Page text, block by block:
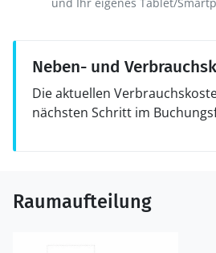
Neben- und
Die aktuellen
nächsten Schritt im
Raumaufteilung